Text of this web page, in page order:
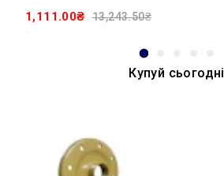
1,111.00₴ 13,243.50₴
Купуй сьогодні